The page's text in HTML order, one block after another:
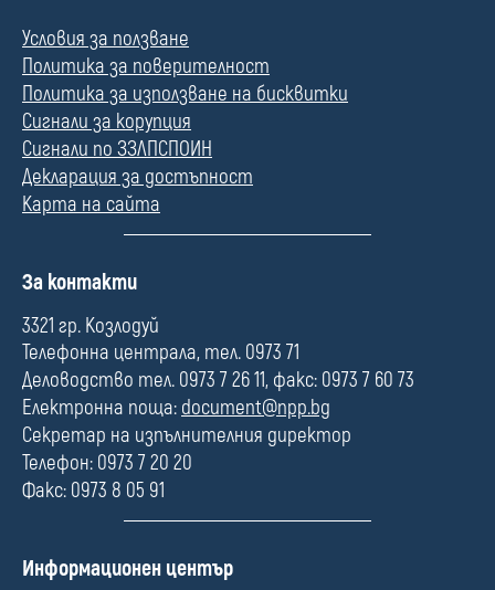
Условия за ползване
Политика за поверителност
Политика за използване на бисквитки
Сигнали за корупция
Сигнали по ЗЗЛПСПОИН
Декларация за достъпност
Карта на сайта
П
л
е
За контакти
3321 гр. Козлодуй
Телефонна централа, тел. 0973 71
Деловодство тел. 0973 7 26 11, факс: 0973 7 60 73
Електронна поща: document@npp.bg
Секретар на изпълнителния директор
Телефон: 0973 7 20 20
Факс: 0973 8 05 91
П
Информационен център